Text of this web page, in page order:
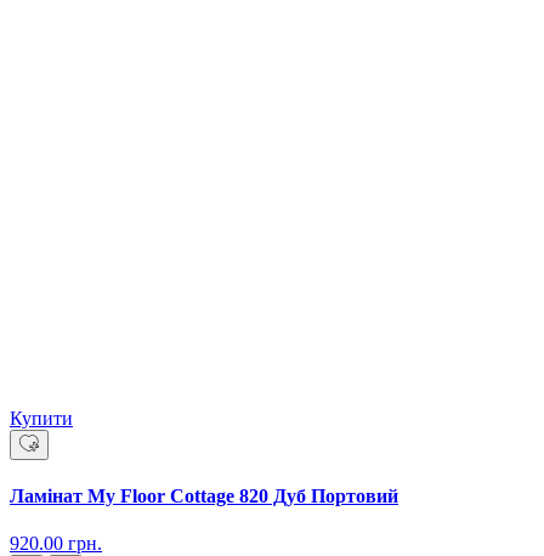
Купити
Ламінат My Floor Cottage 820 Дуб Портовий
920.00 грн.